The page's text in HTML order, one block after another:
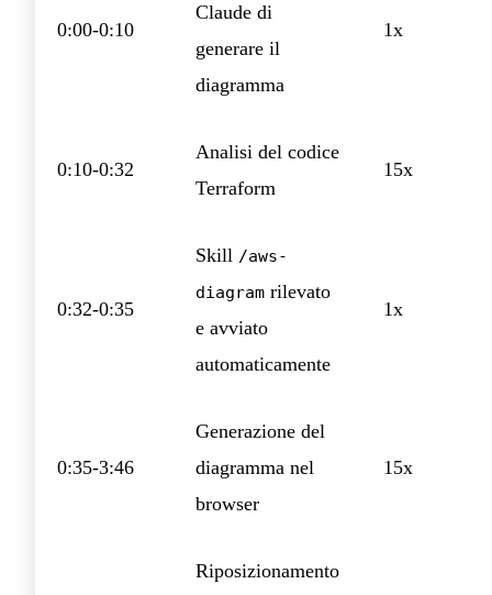
0:00-0:10
Claude di
generare il
diagramma
1x
0:10-0:32
Analisi del codice
Terraform
15x
0:32-0:35
Skill /aws-
diagram rilevato
e avviato
automaticamente
1x
0:35-3:46
Generazione del
diagramma nel
browser
15x
Riposizionamento